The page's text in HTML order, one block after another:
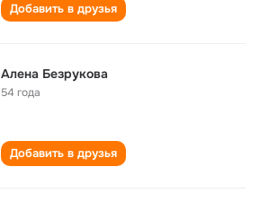
Добавить в друзья
Алена Безрукова
54 года
Добавить в друзья